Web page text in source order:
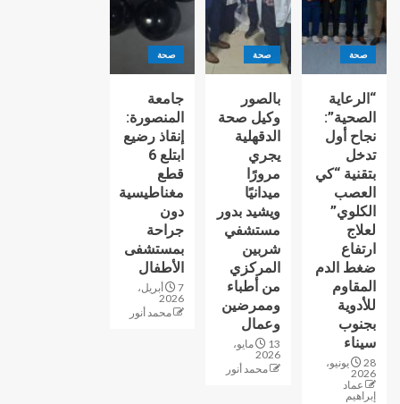
صحة
“الرعاية
الصحية”:
نجاح أول
تدخل
بتقنية “كي
العصب
الكلوي”
لعلاج
ارتفاع
ضغط الدم
المقاوم
للأدوية
بجنوب
سيناء
28 يونيو،
2026
عماد
إبراهيم
صحة
بالصور
وكيل صحة
الدقهلية
يجري
مرورًا
ميدانيًا
ويشيد بدور
مستشفي
شربين
المركزي
من أطباء
وممرضين
وعمال
13 مايو،
2026
محمد أنور
صحة
جامعة
المنصورة:
إنقاذ رضيع
ابتلع 6
قطع
مغناطيسية
دون
جراحة
بمستشفى
الأطفال
7 أبريل،
2026
محمد أنور